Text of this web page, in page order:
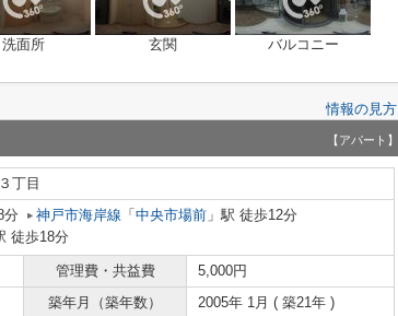
洗面所 玄関 バルコニー
情報の見方
【アパート】
３丁目
分 神戸市海岸線 「 中央市場前 」駅 徒歩12分
徒歩18分
管理費・共益費
5,000円
築年月（築年数）
2005年 1月 ( 築21年 )